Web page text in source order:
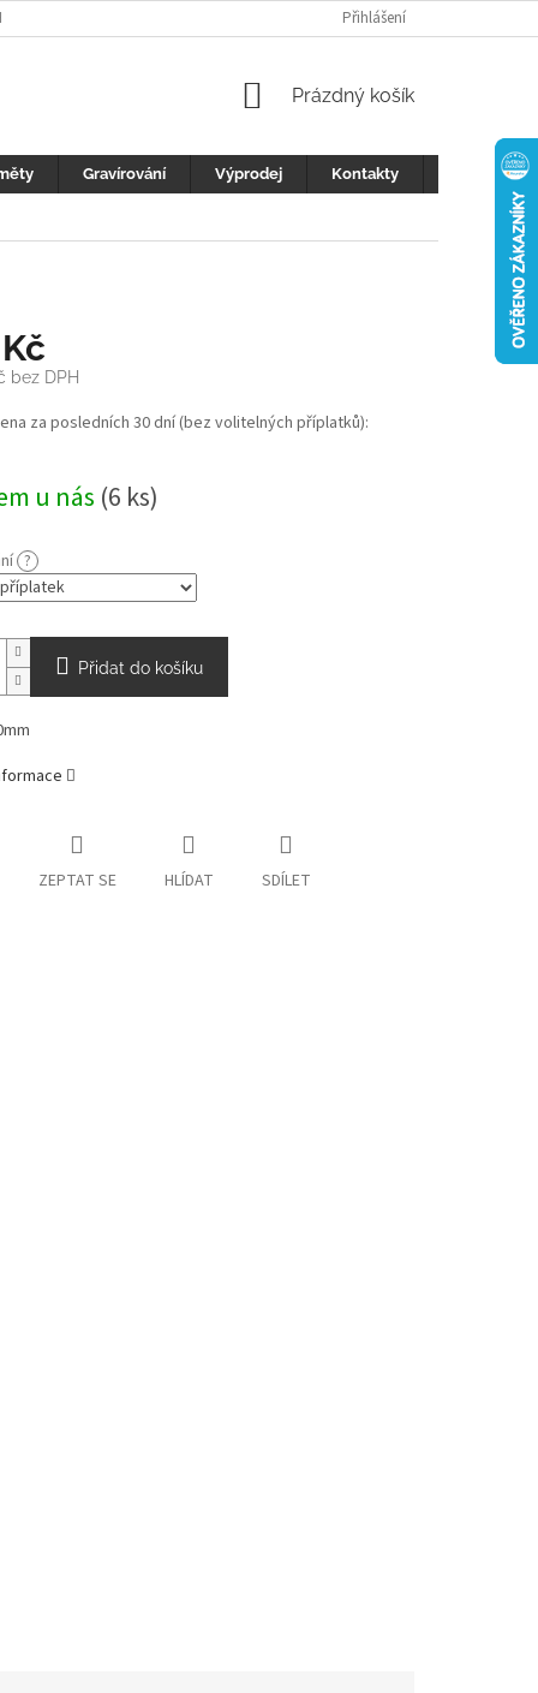
REKLAMACE
Přihlášení
NÁKUPNÍ
Prázdný košík
Gravírování Výprodej Kontakty
bez DPH
za posledních 30 dní (bez volitelných příplatků):
u nás (6 ks)
?
Přidat do košíku
ZEPTAT SE HLÍDAT SDÍLET